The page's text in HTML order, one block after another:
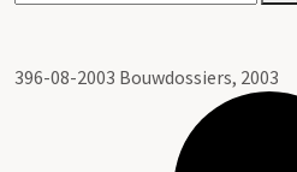
396-08-2003 Bouwdossiers, 2003